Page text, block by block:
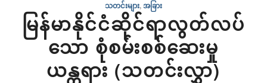
သတင်းများ,အခြား
မြန်မာနိုင်ငံဆိုင်ရာလွတ်လပ်
သော စုံစမ်းစစ်ဆေးမှု
ယန္တရား (သတင်းလွှာ)